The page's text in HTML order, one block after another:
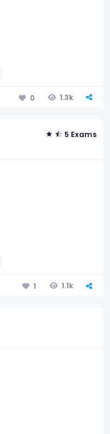
0 1.3k
5 Exams
1 1.1k